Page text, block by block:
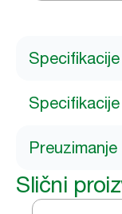
Preuzimanje
Slični